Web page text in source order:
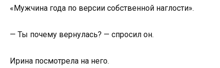
«Мужчина года по версии собственной наглости».
— Ты почему вернулась? — спросил он.
Ирина посмотрела на него.